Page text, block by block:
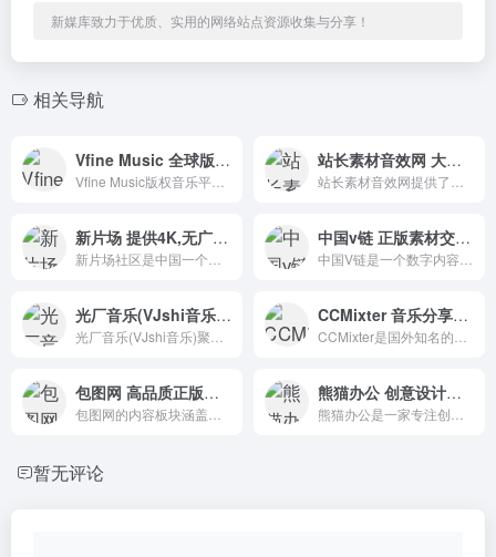
新媒库致力于优质、实用的网络站点资源收集与分享！
相关导航
Vfine Music 全球版权音乐素材 站长素材音效网 大量高质量的音效素材
新片场 提供4K,无广告,无水印视频 中国v链 正版素材交易一站式的知识产权服务
光厂音乐(VJshi音乐) 海量正版罐头音乐 CCMixter 音乐分享平台,采用CC知识共享协议
包图网 高品质正版音视频素材下载 熊猫办公 创意设计模板下载平台
暂无评论